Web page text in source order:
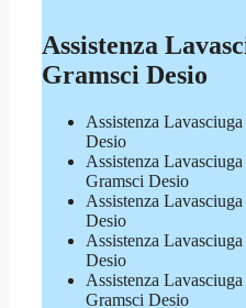
Assistenza
Gramsci Desio
Assistenza
Desio
Assistenza
Gramsci Desio
Assistenza
Desio
Assistenza
Desio
Assistenza
Gramsci Desio